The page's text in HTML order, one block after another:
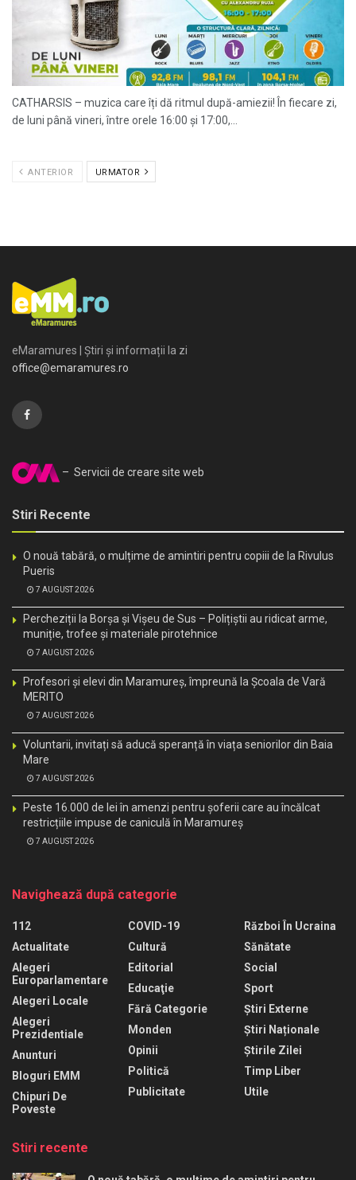
CATHARSIS – muzica care îți dă ritmul după-amiezii! În fiecare zi,
de luni până vineri, între orele 16:00 și 17:00,...
ANTERIOR URMATOR
eMaramures | Știri și informații la zi
office@emaramures.ro
– Servicii de creare site web
Stiri Recente
O nouă tabără, o mulțime de amintiri pentru copiii de la Rivulus
Pueris
7 AUGUST 2026
Percheziții la Borșa și Vișeu de Sus – Polițiștii au ridicat arme,
muniție, trofee și materiale pirotehnice
7 AUGUST 2026
Profesori și elevi din Maramureș, împreună la Școala de Vară
MERITO
7 AUGUST 2026
Voluntarii, invitați să aducă speranță în viața seniorilor din Baia
Mare
7 AUGUST 2026
Peste 16.000 de lei în amenzi pentru șoferii care au încălcat
restricțiile impuse de caniculă în Maramureș
7 AUGUST 2026
Navighează după categorie
112
Actualitate
Alegeri
Europarlamentare
Alegeri Locale
Alegeri
Prezidentiale
Anunturi
Bloguri EMM
Chipuri De
Poveste
COVID-19
Cultură
Editorial
Educaţie
Fără Categorie
Monden
Opinii
Politică
Publicitate
Război În Ucraina
Sănătate
Social
Sport
Știri Externe
Știri Naționale
Știrile Zilei
Timp Liber
Utile
Stiri recente